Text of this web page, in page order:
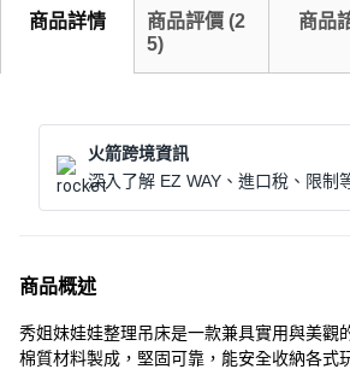
商品詳情 商品評價 (2
5)
商品
火箭跨境資訊
深入了解 EZ WAY、進口稅、限制
商品概述
秀姐妹娃娃整理吊床是一款兼具實用與美觀
棉質材料製成，堅固可靠，能安全收納各式